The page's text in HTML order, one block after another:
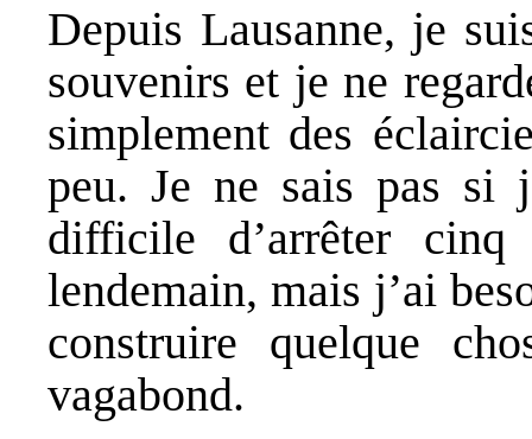
Depuis Lausanne, je
souvenirs et je ne
simplement des
peu. Je ne sais pas si
difficile d’arrêter
lendemain, mais j’ai
construire quelque
vagabond.